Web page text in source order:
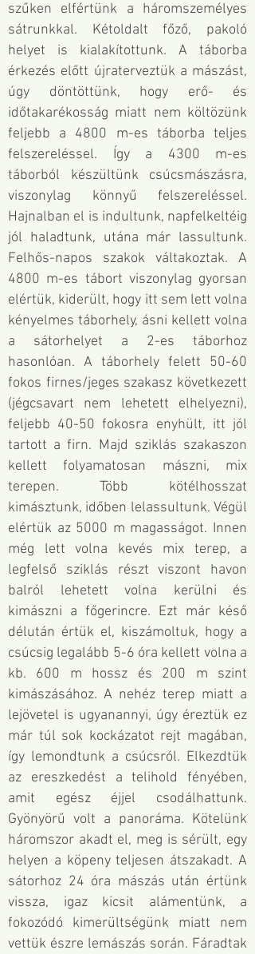
szűken elfértünk a háromszemélyes
sátrunkkal. Kétoldalt főző, pakoló
helyet is kialakítottunk. A táborba
érkezés előtt újraterveztük a mászást,
úgy döntöttünk, hogy erő- és
időtakarékosság miatt nem költözünk
feljebb a 4800 m-es táborba teljes
felszereléssel. Így a 4300 m-es
táborból készültünk csúcsmászásra,
viszonylag könnyű felszereléssel.
Hajnalban el is indultunk, napfelkeltéig
jól haladtunk, utána már lassultunk.
Felhős-napos szakok váltakoztak. A
4800 m-es tábort viszonylag gyorsan
elértük, kiderült, hogy itt sem lett volna
kényelmes táborhely, ásni kellett volna
a sátorhelyet a 2-es táborhoz
hasonlóan. A táborhely felett 50-60
fokos firnes/jeges szakasz következett
(jégcsavart nem lehetett elhelyezni),
feljebb 40-50 fokosra enyhült, itt jól
tartott a firn. Majd sziklás szakaszon
kellett folyamatosan mászni, mix
terepen. Több kötélhosszat
kimásztunk, időben lelassultunk. Végül
elértük az 5000 m magasságot. Innen
még lett volna kevés mix terep, a
legfelső sziklás részt viszont havon
balról lehetett volna kerülni és
kimászni a főgerincre. Ezt már késő
délután értük el, kiszámoltuk, hogy a
csúcsig legalább 5-6 óra kellett volna a
kb. 600 m hossz és 200 m szint
kimászásához. A nehéz terep miatt a
lejövetel is ugyanannyi, úgy éreztük ez
már túl sok kockázatot rejt magában,
így lemondtunk a csúcsról. Elkezdtük
az ereszkedést a telihold fényében,
amit egész éjjel csodálhattunk.
Gyönyörű volt a panoráma. Kötelünk
háromszor akadt el, meg is sérült, egy
helyen a köpeny teljesen átszakadt. A
sátorhoz 24 óra mászás után értünk
vissza, igaz kicsit alámentünk, a
fokozódó kimerültségünk miatt nem
vettük észre lemászás során. Fáradtak